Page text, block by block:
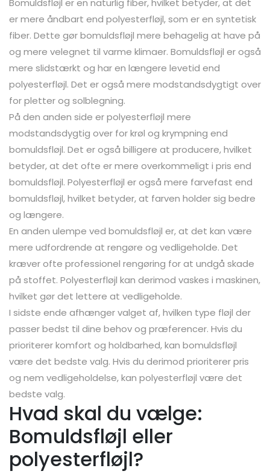
Bomuldsfløjl er en naturlig fiber, hvilket betyder, at det
er mere åndbart end polyesterfløjl, som er en syntetisk
fiber. Dette gør bomuldsfløjl mere behagelig at have på
og mere velegnet til varme klimaer. Bomuldsfløjl er også
mere slidstærkt og har en længere levetid end
polyesterfløjl. Det er også mere modstandsdygtigt over
for pletter og solblegning.
På den anden side er polyesterfløjl mere
modstandsdygtig over for krøl og krympning end
bomuldsfløjl. Det er også billigere at producere, hvilket
betyder, at det ofte er mere overkommeligt i pris end
bomuldsfløjl. Polyesterfløjl er også mere farvefast end
bomuldsfløjl, hvilket betyder, at farven holder sig bedre
og længere.
En anden ulempe ved bomuldsfløjl er, at det kan være
mere udfordrende at rengøre og vedligeholde. Det
kræver ofte professionel rengøring for at undgå skade
på stoffet. Polyesterfløjl kan derimod vaskes i maskinen,
hvilket gør det lettere at vedligeholde.
I sidste ende afhænger valget af, hvilken type fløjl der
passer bedst til dine behov og præferencer. Hvis du
prioriterer komfort og holdbarhed, kan bomuldsfløjl
være det bedste valg. Hvis du derimod prioriterer pris
og nem vedligeholdelse, kan polyesterfløjl være det
bedste valg.
Hvad skal du vælge:
Bomuldsfløjl eller
polyesterfløjl?